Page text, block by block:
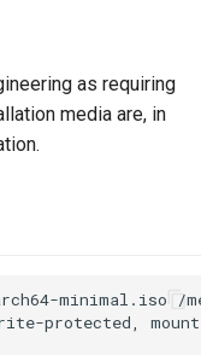
as requiring
media are, in
minimal.iso
/
protected,